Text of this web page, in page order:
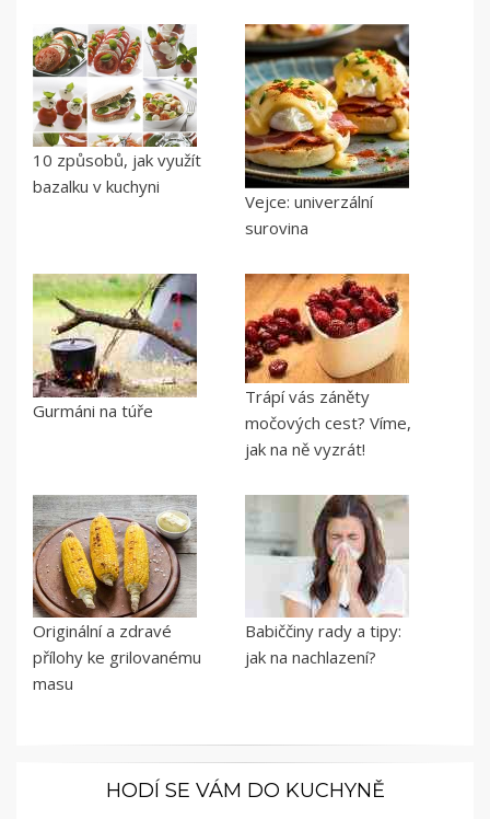
10 způsobů, jak využít
bazalku v kuchyni
Vejce: univerzální
surovina
Gurmáni na túře
Trápí vás záněty
močových cest? Víme,
jak na ně vyzrát!
Originální a zdravé
přílohy ke grilovanému
masu
Babiččiny rady a tipy:
jak na nachlazení?
HODÍ SE VÁM DO KUCHYNĚ